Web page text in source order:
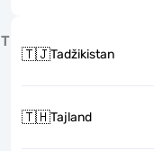
T
🇹🇯Tadžikistan
🇹🇭Tajland